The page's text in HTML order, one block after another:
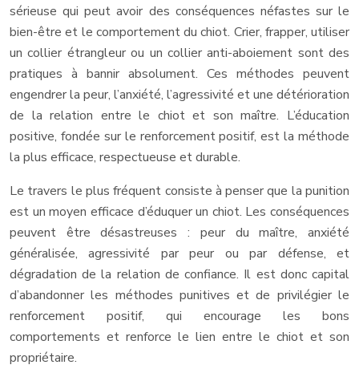
sérieuse qui peut avoir des conséquences néfastes sur le
bien-être et le comportement du chiot. Crier, frapper, utiliser
un collier étrangleur ou un collier anti-aboiement sont des
pratiques à bannir absolument. Ces méthodes peuvent
engendrer la peur, l’anxiété, l’agressivité et une détérioration
de la relation entre le chiot et son maître. L’éducation
positive, fondée sur le renforcement positif, est la méthode
la plus efficace, respectueuse et durable.
Le travers le plus fréquent consiste à penser que la punition
est un moyen efficace d’éduquer un chiot. Les conséquences
peuvent être désastreuses : peur du maître, anxiété
généralisée, agressivité par peur ou par défense, et
dégradation de la relation de confiance. Il est donc capital
d’abandonner les méthodes punitives et de privilégier le
renforcement positif, qui encourage les bons
comportements et renforce le lien entre le chiot et son
propriétaire.